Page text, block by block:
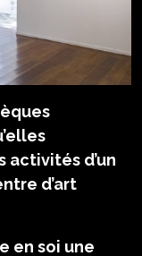
d’un
d’art
en soi une